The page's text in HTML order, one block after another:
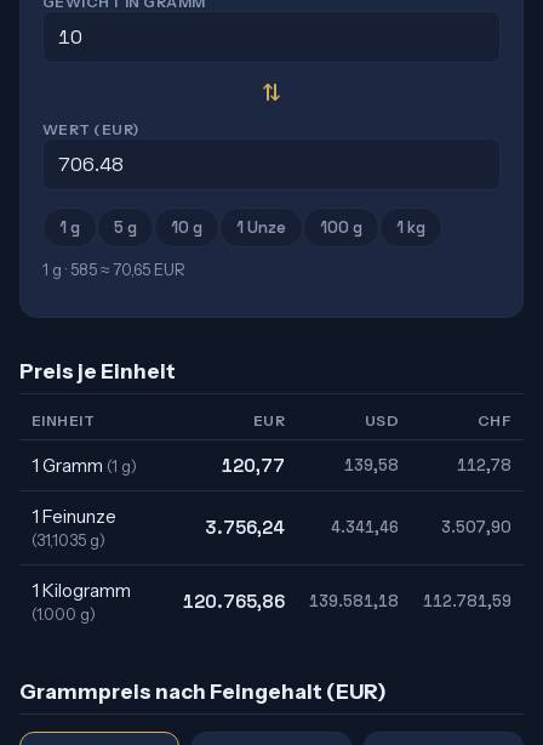
⇄
WERT ( EUR)
1 g 5 g 10 g 1 Unze 100 g 1 kg
1 g · 585 ≈ 70,65 EUR
Preis je Einheit
EINHEIT EUR USD CHF
1 Gramm (1 g) 120,77 139,58 112,78
1 Feinunze
(31,1035 g)
3.756,24 4.341,46 3.507,90
1 Kilogramm
(1.000 g)
120.765,86 139.581,18 112.781,59
Grammpreis nach Feingehalt (EUR)